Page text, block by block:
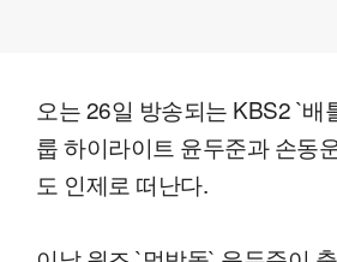
오는 26일 방송되는 KBS2 `배
룹 하이라이트 윤두준과 손동
도 인제로 떠난다.